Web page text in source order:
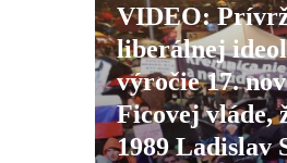
VIDEO:
liberálnej
výročie 17.
Ficovej vláde,
1989 Ladislav